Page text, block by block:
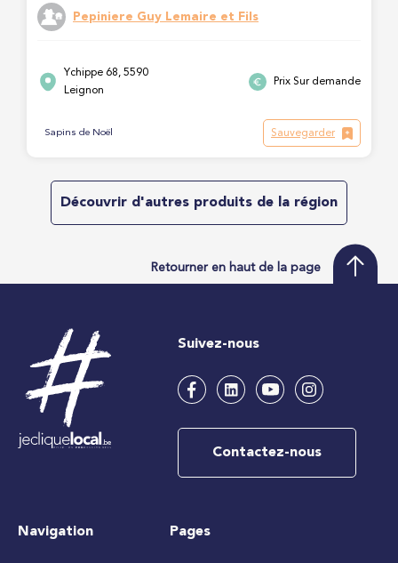
Pepiniere Guy Lemaire et Fils
Ychippe 68, 5590
Leignon
Prix Sur demande
Sapins de Noël Sauvegarder
Découvrir d'autres produits de la région
Retourner en haut de la page
Suivez-nous
Contactez-nous
Navigation Pages